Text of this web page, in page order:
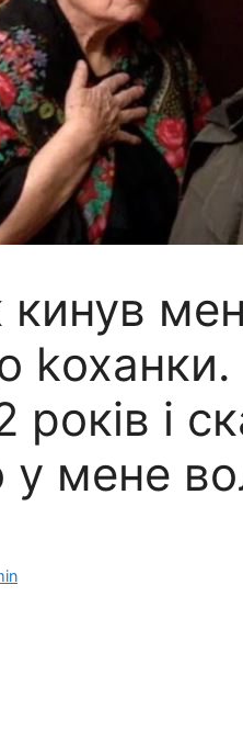
кинув
років і
у мене